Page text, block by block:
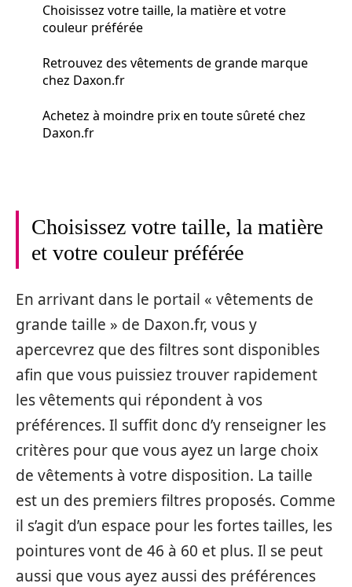
Choisissez votre taille, la matière et votre
couleur préférée
Retrouvez des vêtements de grande marque
chez Daxon.fr
Achetez à moindre prix en toute sûreté chez
Daxon.fr
Choisissez votre taille, la matière
et votre couleur préférée
En arrivant dans le portail « vêtements de
grande taille » de Daxon.fr, vous y
apercevrez que des filtres sont disponibles
afin que vous puissiez trouver rapidement
les vêtements qui répondent à vos
préférences. Il suffit donc d’y renseigner les
critères pour que vous ayez un large choix
de vêtements à votre disposition. La taille
est un des premiers filtres proposés. Comme
il s’agit d’un espace pour les fortes tailles, les
pointures vont de 46 à 60 et plus. Il se peut
aussi que vous ayez aussi des préférences